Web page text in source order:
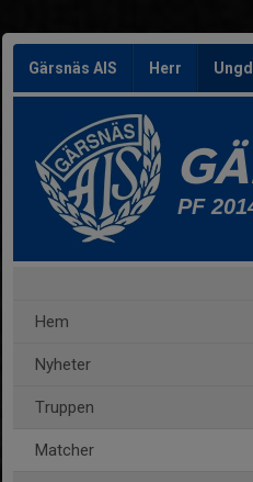
Gärsnäs AIS Herr
PF
Hem
Nyheter
Truppen
Matcher